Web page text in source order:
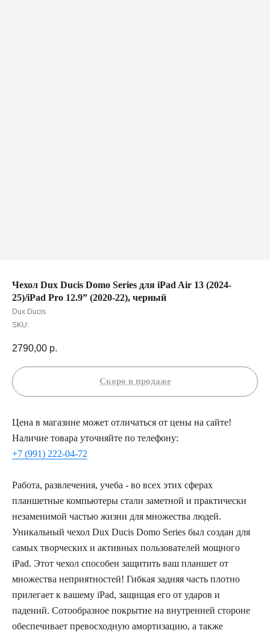
Чехол Dux Ducis Domo Series для iPad Air 13 (2024-
25)/iPad Pro 12.9” (2020-22), черный
Dux Ducis
SKU:
2790,00 р.
Цена в магазине может отличаться от цены на сайте!
Наличие товара уточняйте по телефону:
+7 (991) 222-04-72
Работа, развлечения, учеба - во всех этих сферах
планшетные компьютеры стали заметной и практически
незаменимой частью жизни для множества людей.
Уникальный чехол Dux Ducis Domo Series был создан для
самых творческих и активных пользователей мощного
iPad. Этот чехол способен защитить ваш планшет от
множества неприятностей! Гибкая задняя часть плотно
прилегает к вашему iPad, защищая его от ударов и
падений. Сотообразное покрытие на внутренней стороне
обеспечивает превосходную амортизацию, а также